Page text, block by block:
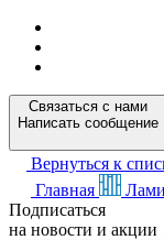
Связаться с нами
Написать сообщение
Вернуться к
Главная
Подписаться
на новости и акции